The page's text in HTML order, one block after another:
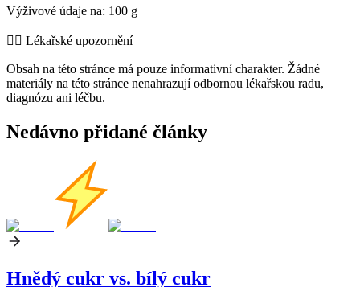
Výživové údaje na: 100 g
👨‍⚕️️ Lékařské upozornění
Obsah na této stránce má pouze informativní charakter. Žádné
materiály na této stránce nenahrazují odbornou lékařskou radu,
diagnózu ani léčbu.
Nedávno přidané články
Hnědý cukr vs. bílý cukr